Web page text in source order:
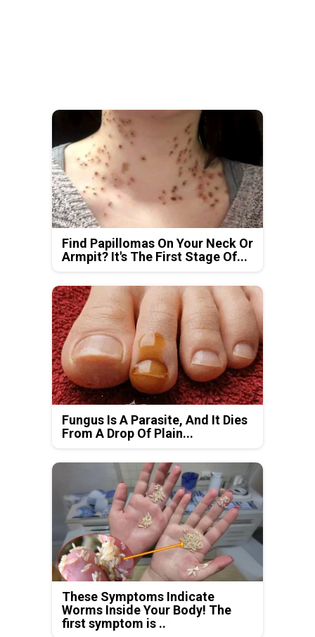
Find Papillomas On Your Neck Or
Armpit? It's The First Stage Of...
Fungus Is A Parasite, And It Dies
From A Drop Of Plain...
These Symptoms Indicate
Worms Inside Your Body! The
first symptom is ..